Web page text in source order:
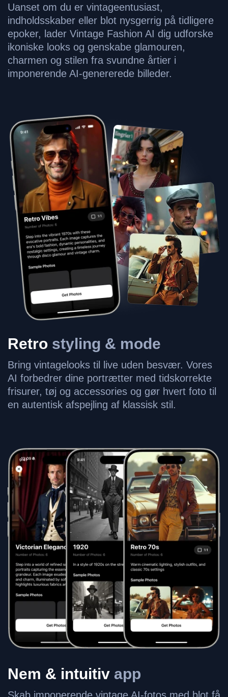
Uanset om du er vintageentusiast,
indholdsskaber eller blot nysgerrig på tidligere
epoker, lader Vintage Fashion AI dig udforske
ikoniske looks og genskabe glamouren,
charmen og stilen fra svundne årtier i
imponerende AI-genererede billeder.
Retro styling & mode
Bring vintagelooks til live uden besvær. Vores
AI forbedrer dine portrætter med tidskorrekte
frisurer, tøj og accessories og gør hvert foto til
en autentisk afspejling af klassisk stil.
Nem & intuitiv app